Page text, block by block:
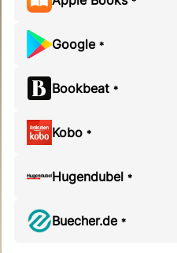
Google *
Bookbeat *
Kobo *
Hugendubel *
Buecher.de *